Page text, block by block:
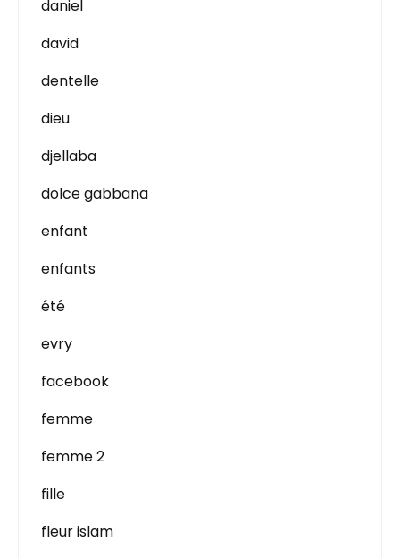
daniel
david
dentelle
dieu
djellaba
dolce gabbana
enfant
enfants
été
evry
facebook
femme
femme 2
fille
fleur islam